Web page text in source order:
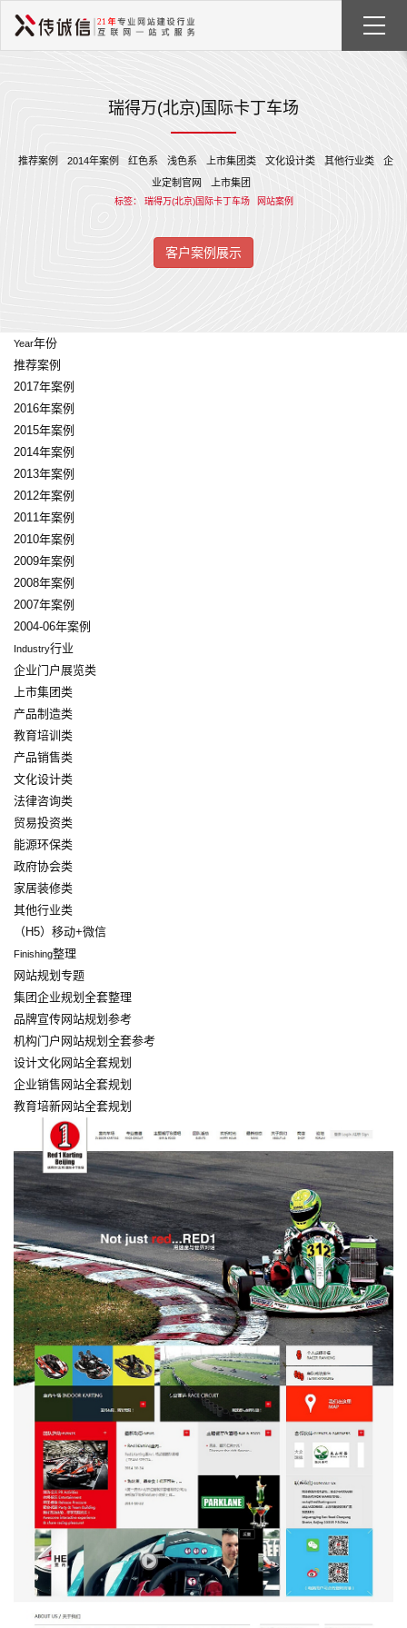
瑞得万(北京)国际卡丁车场
推荐案例 2014年案例 红色系 浅色系 上市集团类 文化设计类 其他行业类
企
业定制官网
上市集团
标签： 瑞得万(北京)国际卡丁车场 网站案例
客户案例展示
Year年份
推荐案例
2017年案例
2016年案例
2015年案例
2014年案例
2013年案例
2012年案例
2011年案例
2010年案例
2009年案例
2008年案例
2007年案例
2004-06年案例
Industry行业
企业门户展览类
上市集团类
产品制造类
教育培训类
产品销售类
文化设计类
法律咨询类
贸易投资类
能源环保类
政府协会类
家居装修类
其他行业类
（H5）移动+微信
Finishing整理
网站规划专题
集团企业规划全套整理
品牌宣传网站规划参考
机构门户网站规划全套参考
设计文化网站全套规划
企业销售网站全套规划
教育培新网站全套规划